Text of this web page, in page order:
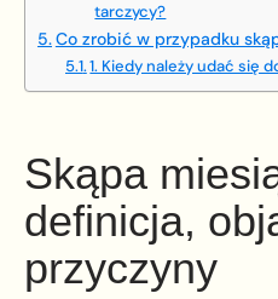
tarczycy?
Co zrobić w przypadku
1. Kiedy należy udać się
Skąpa
definicja,
przyczyny